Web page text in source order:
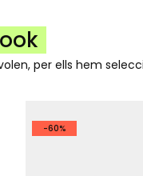
per ells hem
-60%